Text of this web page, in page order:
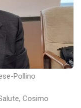
Pollino
Cosimo